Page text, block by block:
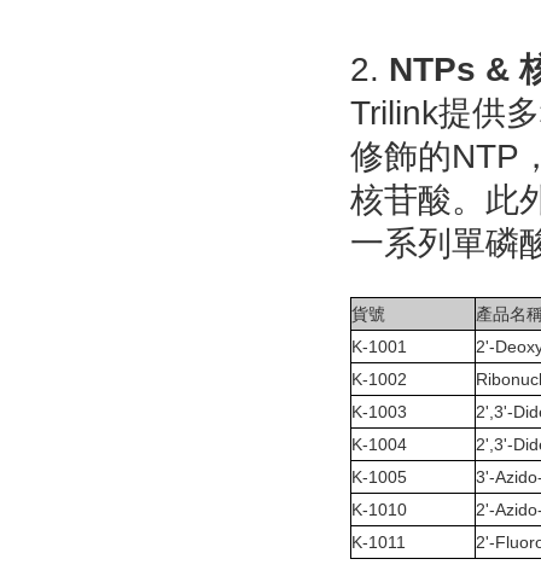
2. NTPs &
Trilink提供
修飾的NTP
核苷酸。此
一系列單磷
貨號
產品名
K-1001
2'-
K-1002
K-1003
2',3'-
K-1004
2',3'-
K-1005
3'-
K-1010
2'-
K-1011
2'-